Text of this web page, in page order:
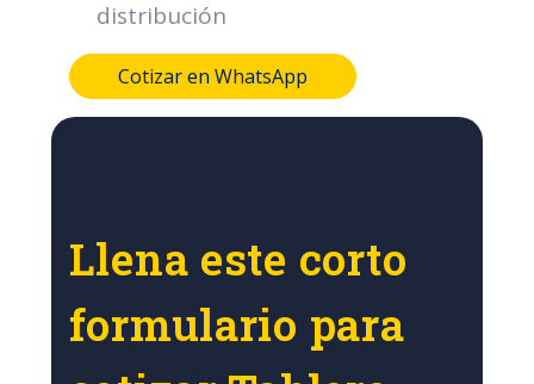
distribución
Cotizar en WhatsApp
Llena este corto
formulario para